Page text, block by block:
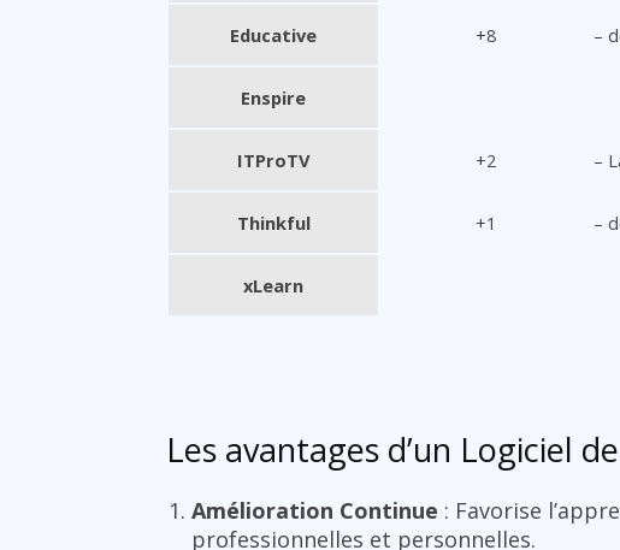
Educative +8 –
Enspire
ITProTV +2 –
Thinkful +1 –
xLearn
Les avantages d’un Logiciel
Amélioration Continue : Favorise
professionnelles et personnelles.